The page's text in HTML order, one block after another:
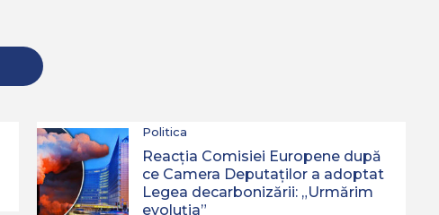
Politica
Reacția Comisiei Europene după
ce Camera Deputaților a adoptat
Legea decarbonizării: „Urmărim
evoluția”